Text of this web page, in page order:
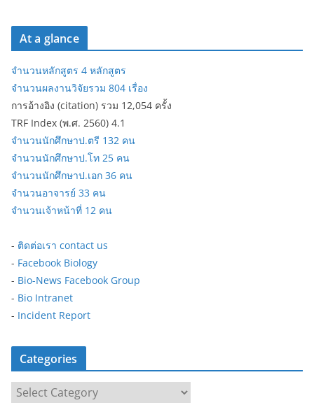
At a glance
จำนวนหลักสูตร 4 หลักสูตร
จำนวนผลงานวิจัยรวม 804 เรื่อง
การอ้างอิง (citation) รวม 12,054 ครั้ง
TRF Index (พ.ศ. 2560) 4.1
จำนวนนักศึกษาป.ตรี 132 คน
จำนวนนักศึกษาป.โท 25 คน
จำนวนนักศึกษาป.เอก 36 คน
จำนวนอาจารย์ 33 คน
จำนวนเจ้าหน้าที่ 12 คน
- ติดต่อเรา contact us
- Facebook Biology
- Bio-News Facebook Group
- Bio Intranet
- Incident Report
Categories
a